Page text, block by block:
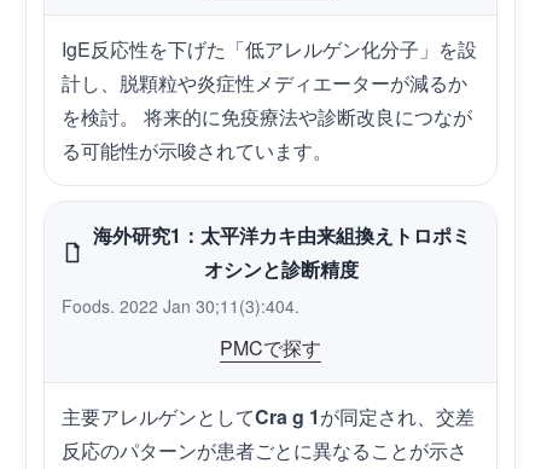
IgE反応性を下げた「低アレルゲン化分子」を設
計し、脱顆粒や炎症性メディエーターが減るか
を検討。 将来的に免疫療法や診断改良につなが
る可能性が示唆されています。
海外研究1：太平洋カキ由来組換えトロポミ
オシンと診断精度
Foods. 2022 Jan 30;11(3):404.
PMCで探す
主要アレルゲンとしてCra g 1が同定され、交差
反応のパターンが患者ごとに異なることが示さ